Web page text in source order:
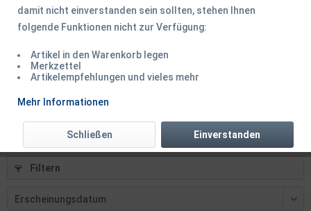
Balzer Trout Attack Sbirolino Rot Floating 15g...
Filtern
damit nicht einverstanden sein sollten, stehen Ihnen
folgende Funktionen nicht zur Verfügung:
Artikel in den Warenkorb legen
Merkzettel
Artikelempfehlungen und vieles mehr
Mehr Informationen
Einverstanden
Schließen